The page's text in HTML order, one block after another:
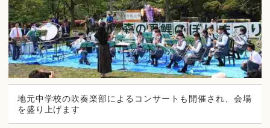
地元中学校の吹奏楽部によるコンサートも開催され、会場
を盛り上げます